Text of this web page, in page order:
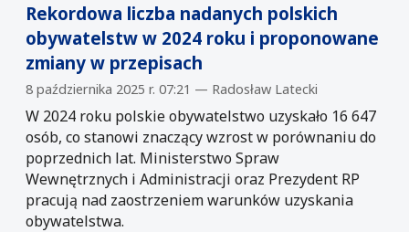
Rekordowa liczba nadanych polskich
obywatelstw w 2024 roku i proponowane
zmiany w przepisach
8 października 2025 r. 07:21 — Radosław Latecki
W 2024 roku polskie obywatelstwo uzyskało 16 647
osób, co stanowi znaczący wzrost w porównaniu do
poprzednich lat. Ministerstwo Spraw
Wewnętrznych i Administracji oraz Prezydent RP
pracują nad zaostrzeniem warunków uzyskania
obywatelstwa.